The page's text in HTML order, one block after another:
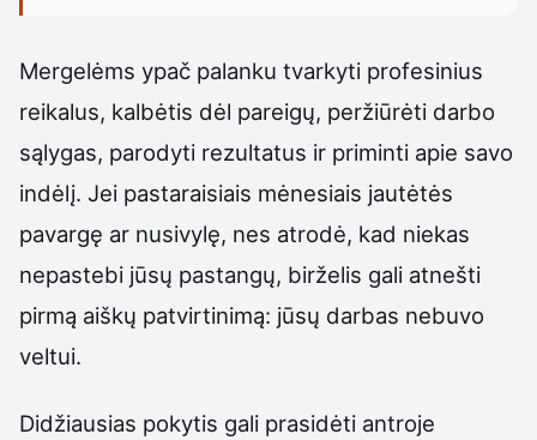
Mergelėms ypač palanku tvarkyti profesinius
reikalus, kalbėtis dėl pareigų, peržiūrėti darbo
sąlygas, parodyti rezultatus ir priminti apie savo
indėlį. Jei pastaraisiais mėnesiais jautėtės
pavargę ar nusivylę, nes atrodė, kad niekas
nepastebi jūsų pastangų, birželis gali atnešti
pirmą aiškų patvirtinimą: jūsų darbas nebuvo
veltui.
Didžiausias pokytis gali prasidėti antroje